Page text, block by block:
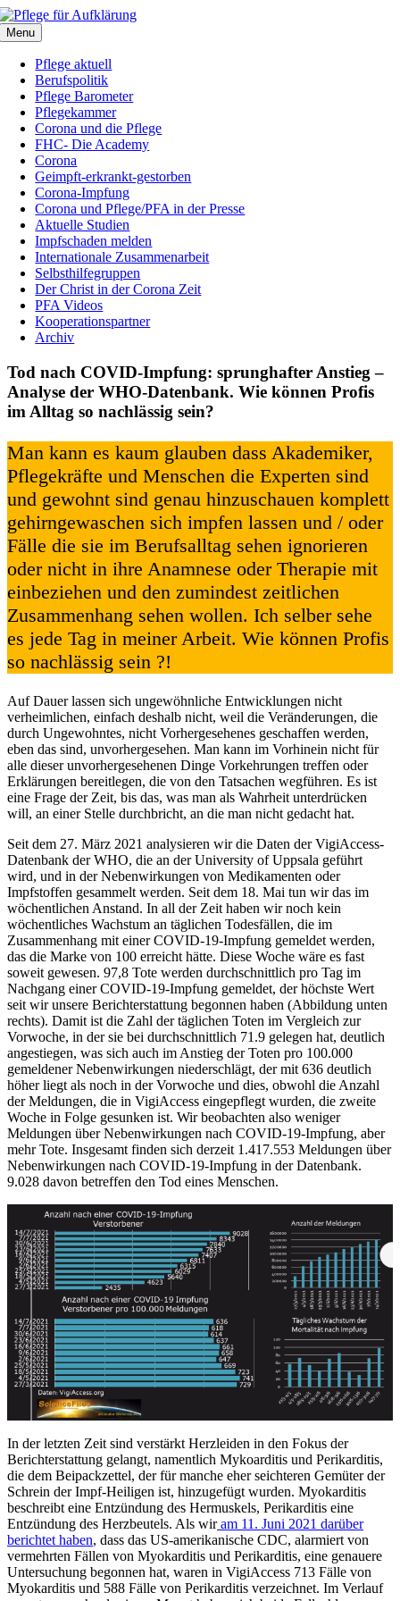
Zum
Inhalt
springen
Menu
Pflege aktuell
Berufspolitik
Pflege Barometer
Pflegekammer
Corona und die Pflege
FHC- Die Academy
Corona
Geimpft-erkrankt-gestorben
Corona-Impfung
Corona und Pflege/PFA in der Presse
Aktuelle Studien
Impfschaden melden
Internationale Zusammenarbeit
Selbsthilfegruppen
Der Christ in der Corona Zeit
PFA Videos
Kooperationspartner
Archiv
Tod nach COVID-Impfung: sprunghafter Anstieg –
Analyse der WHO-Datenbank. Wie können Profis
im Alltag so nachlässig sein?
Man kann es kaum glauben dass Akademiker,
Pflegekräfte und Menschen die Experten sind
und gewohnt sind genau hinzuschauen komplett
gehirngewaschen sich impfen lassen und / oder
Fälle die sie im Berufsalltag sehen ignorieren
oder nicht in ihre Anamnese oder Therapie mit
einbeziehen und den zumindest zeitlichen
Zusammenhang sehen wollen. Ich selber sehe
es jede Tag in meiner Arbeit. Wie können Profis
so nachlässig sein ?!
Auf Dauer lassen sich ungewöhnliche Entwicklungen nicht
verheimlichen, einfach deshalb nicht, weil die Veränderungen, die
durch Ungewohntes, nicht Vorhergesehenes geschaffen werden,
eben das sind, unvorhergesehen. Man kann im Vorhinein nicht für
alle dieser unvorhergesehenen Dinge Vorkehrungen treffen oder
Erklärungen bereitlegen, die von den Tatsachen wegführen. Es ist
eine Frage der Zeit, bis das, was man als Wahrheit unterdrücken
will, an einer Stelle durchbricht, an die man nicht gedacht hat.
Seit dem 27. März 2021 analysieren wir die Daten der VigiAccess-
Datenbank der WHO, die an der University of Uppsala geführt
wird, und in der Nebenwirkungen von Medikamenten oder
Impfstoffen gesammelt werden. Seit dem 18. Mai tun wir das im
wöchentlichen Anstand. In all der Zeit haben wir noch kein
wöchentliches Wachstum an täglichen Todesfällen, die im
Zusammenhang mit einer COVID-19-Impfung gemeldet werden,
das die Marke von 100 erreicht hätte. Diese Woche wäre es fast
soweit gewesen. 97,8 Tote werden durchschnittlich pro Tag im
Nachgang einer COVID-19-Impfung gemeldet, der höchste Wert
seit wir unsere Berichterstattung begonnen haben (Abbildung unten
rechts). Damit ist die Zahl der täglichen Toten im Vergleich zur
Vorwoche, in der sie bei durchschnittlich 71.9 gelegen hat, deutlich
angestiegen, was sich auch im Anstieg der Toten pro 100.000
gemeldener Nebenwirkungen niederschlägt, der mit 636 deutlich
höher liegt als noch in der Vorwoche und dies, obwohl die Anzahl
der Meldungen, die in VigiAccess eingepflegt wurden, die zweite
Woche in Folge gesunken ist. Wir beobachten also weniger
Meldungen über Nebenwirkungen nach COVID-19-Impfung, aber
mehr Tote. Insgesamt finden sich derzeit 1.417.553 Meldungen über
Nebenwirkungen nach COVID-19-Impfung in der Datenbank.
9.028 davon betreffen den Tod eines Menschen.
In der letzten Zeit sind verstärkt Herzleiden in den Fokus der
Berichterstattung gelangt, namentlich Mykoarditis und Perikarditis,
die dem Beipackzettel, der für manche eher seichteren Gemüter der
Schrein der Impf-Heiligen ist, hinzugefügt wurden. Myokarditis
beschreibt eine Entzündung des Hermuskels, Perikarditis eine
Entzündung des Herzbeutels. Als wiram 11. Juni 2021 darüber
berichtet haben, dass das US-amerikanische CDC, alarmiert von
vermehrten Fällen von Myokarditis und Perikarditis, eine genauere
Untersuchung begonnen hat, waren in VigiAccess 713 Fälle von
Myokarditis und 588 Fälle von Perikarditis verzeichnet. Im Verlauf